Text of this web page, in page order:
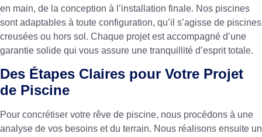
en main, de la conception à l’installation finale. Nos piscines
sont adaptables à toute configuration, qu’il s’agisse de piscines
creusées ou hors sol. Chaque projet est accompagné d’une
garantie solide qui vous assure une tranquillité d’esprit totale.
Des Étapes Claires pour Votre Projet
de Piscine
Pour concrétiser votre rêve de piscine, nous procédons à une
analyse de vos besoins et du terrain. Nous réalisons ensuite un